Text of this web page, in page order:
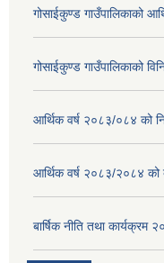
गोसाईकुण्ड गाउँपालिकाको
गोसाईकुण्ड गाउँपालिकाको
आर्थिक वर्ष २०८३/०८४ को
आर्थिक वर्ष २०८३/२०८४ को
बार्षिक नीति तथा कार्यक्रम